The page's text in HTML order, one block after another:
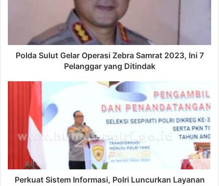
Polda Sulut Gelar Operasi Zebra Samrat 2023, Ini 7
Pelanggar yang Ditindak
Perkuat Sistem Informasi, Polri Luncurkan Layanan